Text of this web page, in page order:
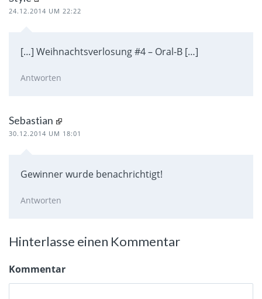
24.12.2014 UM 22:22
[…] Weihnachtsverlosung #4 – Oral-B […]
Antworten
Sebastian
30.12.2014 UM 18:01
Gewinner wurde benachrichtigt!
Antworten
Hinterlasse einen Kommentar
Kommentar